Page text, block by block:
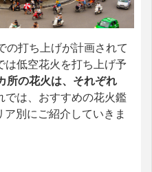
の打ち上げが計画されて
は低空花火を打ち上げ予
所の花火は、それぞれ
では、おすすめの花火鑑
別にご紹介していきま